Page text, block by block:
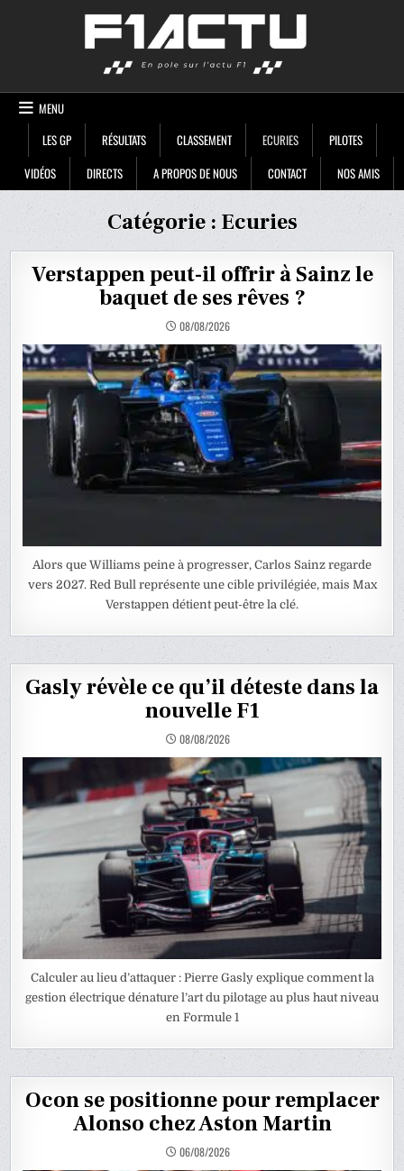
MENU
LES GP
RÉSULTATS CLASSEMENT ECURIES
PILOTES
VIDÉOS
DIRECTS A PROPOS DE NOUS CONTACT NOS AMIS
Catégorie : Ecuries
Verstappen peut-il offrir à Sainz le
baquet de ses rêves ?
08/08/2026
Alors que Williams peine à progresser, Carlos Sainz regarde
vers 2027. Red Bull représente une cible privilégiée, mais Max
Verstappen détient peut-être la clé.
Gasly révèle ce qu’il déteste dans la
nouvelle F1
08/08/2026
Calculer au lieu d’attaquer : Pierre Gasly explique comment la
gestion électrique dénature l’art du pilotage au plus haut niveau
en Formule 1
Ocon se positionne pour remplacer
Alonso chez Aston Martin
06/08/2026